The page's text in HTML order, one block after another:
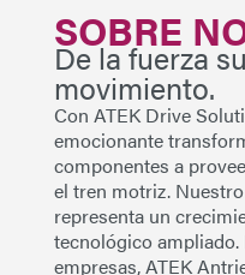
SOBRE
De la fuerza
movimiento.
Con ATEK Drive
emocionante
componentes a
el tren motriz.
representa un
tecnológico ampliado.
empresas, ATEK